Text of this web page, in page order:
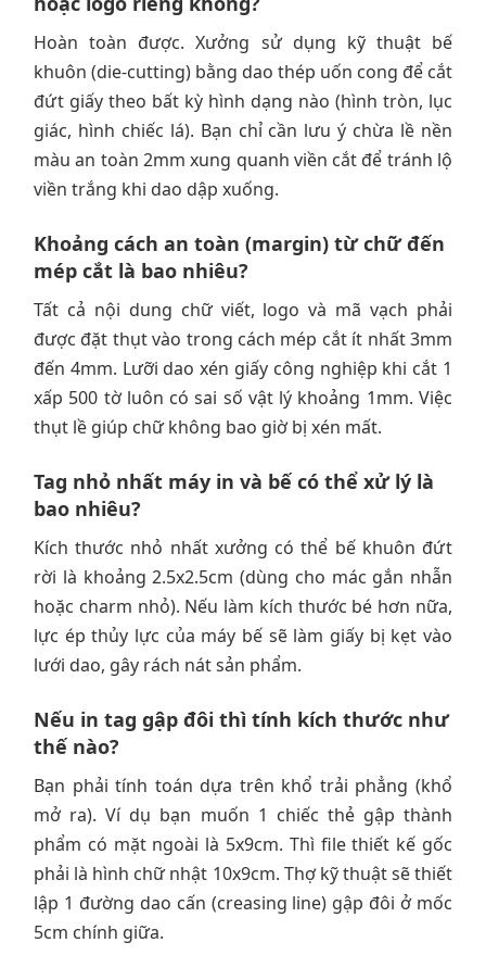
Hoàn toàn được. Xưởng sử dụng kỹ thuật bế
khuôn (die-cutting) bằng dao thép uốn cong để cắt
đứt giấy theo bất kỳ hình dạng nào (hình tròn, lục
giác, hình chiếc lá). Bạn chỉ cần lưu ý chừa lề nền
màu an toàn 2mm xung quanh viền cắt để tránh lộ
viền trắng khi dao dập xuống.
Khoảng cách an toàn (margin) từ chữ đến
mép cắt là bao nhiêu?
Tất cả nội dung chữ viết, logo và mã vạch phải
được đặt thụt vào trong cách mép cắt ít nhất 3mm
đến 4mm. Lưỡi dao xén giấy công nghiệp khi cắt 1
xấp 500 tờ luôn có sai số vật lý khoảng 1mm. Việc
thụt lề giúp chữ không bao giờ bị xén mất.
Tag nhỏ nhất máy in và bế có thể xử lý là
bao nhiêu?
Kích thước nhỏ nhất xưởng có thể bế khuôn đứt
rời là khoảng 2.5x2.5cm (dùng cho mác gắn nhẫn
hoặc charm nhỏ). Nếu làm kích thước bé hơn nữa,
lực ép thủy lực của máy bế sẽ làm giấy bị kẹt vào
lưới dao, gây rách nát sản phẩm.
Nếu in tag gập đôi thì tính kích thước như
thế nào?
Bạn phải tính toán dựa trên khổ trải phẳng (khổ
mở ra). Ví dụ bạn muốn 1 chiếc thẻ gập thành
phẩm có mặt ngoài là 5x9cm. Thì file thiết kế gốc
phải là hình chữ nhật 10x9cm. Thợ kỹ thuật sẽ thiết
lập 1 đường dao cấn (creasing line) gập đôi ở mốc
5cm chính giữa.